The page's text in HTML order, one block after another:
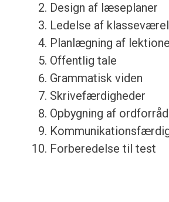
Design af læseplaner
Ledelse af
Planlægning af
Offentlig tale
Grammatisk viden
Skrivefærdigheder
Opbygning af ordforråd
Forberedelse til test